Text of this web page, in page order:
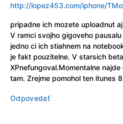
http://lopez453.com/iphone/
pripadne ich mozete uploadnut
V ramci svojho gigoveho
jedno ci ich stiahnem na
je fakt pouzitelne. V starsich
XPnefungoval.Momentalne
tam. Zrejme pomohol ten itunes
Odpovedať